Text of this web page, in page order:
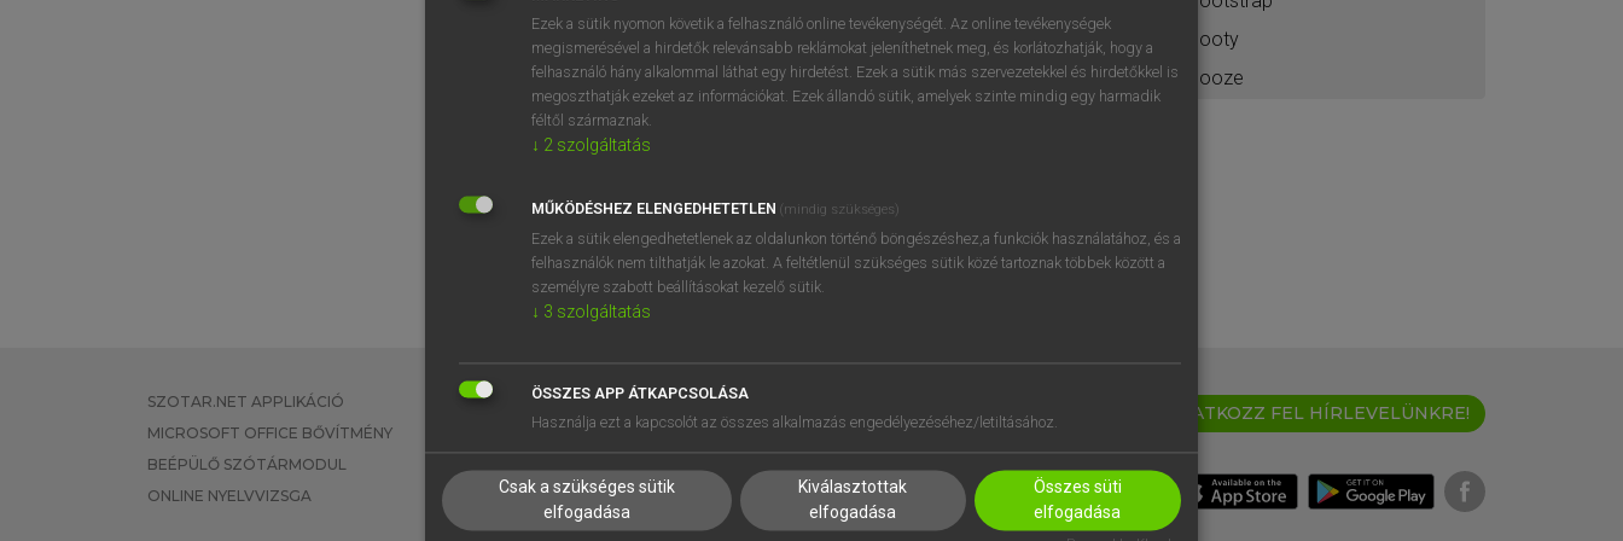
booty
booze
SZOTAR.NET APPLIKÁCIÓ
MICROSOFT OFFICE BŐVÍTMÉNY
BEÉPÜLŐ SZÓTÁRMODUL
ONLINE NYELVVIZSGA
EGYÉNI FELHASZNÁLÓKNAK
TANULÓKNAK
VÁLLALATI MEGOLDÁSOK
SÚGÓ
RÓLUNK
SÜTI BEÁLLÍTÁSOK
IRATKOZZ FEL HÍRLEVELÜNKRE!
Ezek a sütik nyomon követik a felhasználó online tevékenységét. Az online tevékenységek
megismerésével a hirdetők relevánsabb reklámokat jeleníthetnek meg, és korlátozhatják, hogy a
felhasználó hány alkalommal láthat egy hirdetést. Ezek a sütik más szervezetekkel és hirdetőkkel is
megoszthatják ezeket az információkat. Ezek állandó sütik, amelyek szinte mindig egy harmadik
féltől származnak.
↓ 2 szolgáltatás
MŰKÖDÉSHEZ ELENGEDHETETLEN (mindig szükséges)
Ezek a sütik elengedhetetlenek az oldalunkon történő böngészéshez,a funkciók használatához, és a
felhasználók nem tilthatják le azokat. A feltétlenül szükséges sütik közé tartoznak többek között a
személyre szabott beállításokat kezelő sütik.
↓ 3 szolgáltatás
ÖSSZES APP ÁTKAPCSOLÁSA
Használja ezt a kapcsolót az összes alkalmazás engedélyezéséhez/letiltásához.
Csak a szükséges sütik
elfogadása
Kiválasztottak
elfogadása
Összes süti
elfogadása